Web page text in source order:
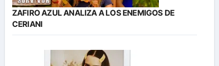
ZAFIRO AZUL ANALIZA A LOS ENEMIGOS DE
CERIANI